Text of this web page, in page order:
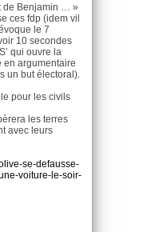
de Benjamin … »
ces fdp (idem vil
le 7
10 secondes
qui ouvre la
en argumentaire
un but électoral).
pour les civils
les terres
avec leurs
se-defausse-
voiture-le-soir-